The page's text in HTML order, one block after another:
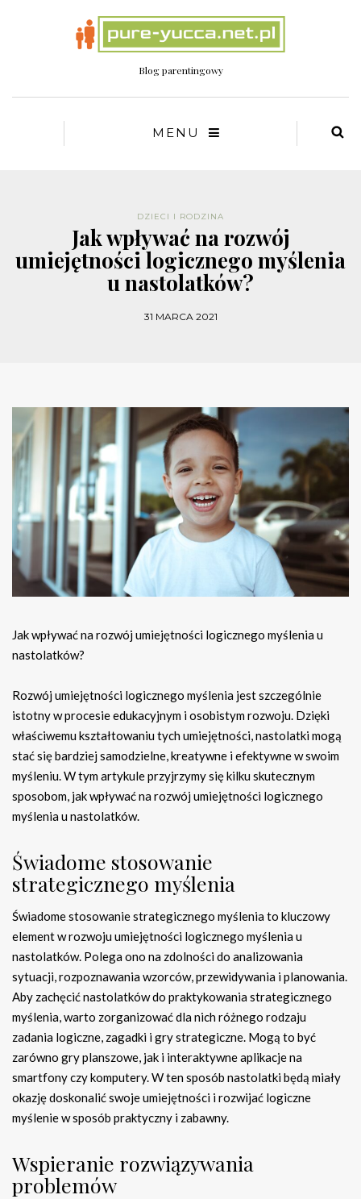
Blog parentingowy
MENU
DZIECI I RODZINA
Jak wpływać na rozwój
umiejętności logicznego myślenia
u nastolatków?
31 MARCA 2021
Jak wpływać na rozwój umiejętności logicznego myślenia u
nastolatków?
Rozwój umiejętności logicznego myślenia jest szczególnie
istotny w procesie edukacyjnym i osobistym rozwoju. Dzięki
właściwemu kształtowaniu tych umiejętności, nastolatki mogą
stać się bardziej samodzielne, kreatywne i efektywne w swoim
myśleniu. W tym artykule przyjrzymy się kilku skutecznym
sposobom, jak wpływać na rozwój umiejętności logicznego
myślenia u nastolatków.
Świadome stosowanie
strategicznego myślenia
Świadome stosowanie strategicznego myślenia to kluczowy
element w rozwoju umiejętności logicznego myślenia u
nastolatków. Polega ono na zdolności do analizowania
sytuacji, rozpoznawania wzorców, przewidywania i planowania.
Aby zachęcić nastolatków do praktykowania strategicznego
myślenia, warto zorganizować dla nich różnego rodzaju
zadania logiczne, zagadki i gry strategiczne. Mogą to być
zarówno gry planszowe, jak i interaktywne aplikacje na
smartfony czy komputery. W ten sposób nastolatki będą miały
okazję doskonalić swoje umiejętności i rozwijać logiczne
myślenie w sposób praktyczny i zabawny.
Wspieranie rozwiązywania
problemów